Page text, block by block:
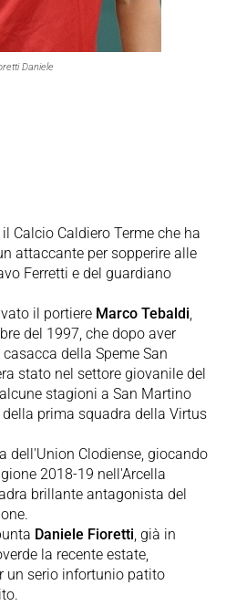
Daniele
Calcio Caldiero Terme che ha
attaccante per sopperire alle
Ferretti e del guardiano
il portiere Marco Tebaldi,
del 1997, che dopo aver
della Speme San
stato nel settore giovanile del
stagioni a San Martino
prima squadra della Virtus
dell'Union Clodiense, giocando
2018-19 nell'Arcella
brillante antagonista del
Daniele Fioretti, già in
la recente estate,
un serio infortunio patito